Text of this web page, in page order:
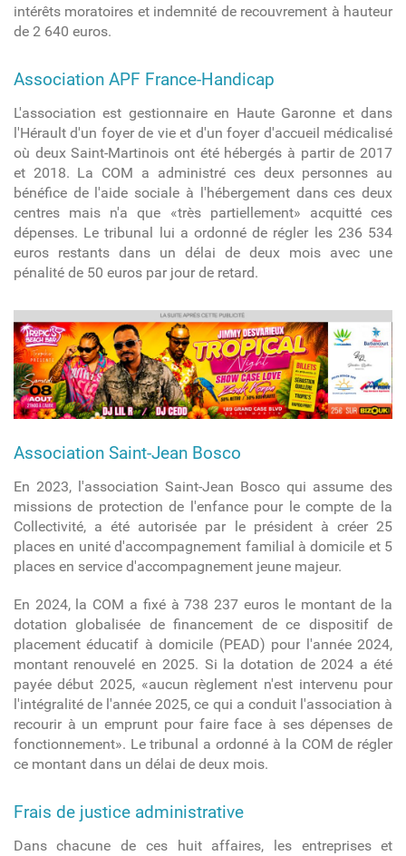
intérêts moratoires et indemnité de recouvrement à hauteur
de 2 640 euros.
Association APF France-Handicap
L'association est gestionnaire en Haute Garonne et dans
l'Hérault d'un foyer de vie et d'un foyer d'accueil médicalisé
où deux Saint-Martinois ont été hébergés à partir de 2017
et 2018. La COM a administré ces deux personnes au
bénéfice de l'aide sociale à l'hébergement dans ces deux
centres mais n'a que «très partiellement» acquitté ces
dépenses. Le tribunal lui a ordonné de régler les 236 534
euros restants dans un délai de deux mois avec une
pénalité de 50 euros par jour de retard.
article
Association Saint-Jean Bosco
En 2023, l'association Saint-Jean Bosco qui assume des
missions de protection de l'enfance pour le compte de la
Collectivité, a été autorisée par le président à créer 25
places en unité d'accompagnement familial à domicile et 5
places en service d'accompagnement jeune majeur.
En 2024, la COM a fixé à 738 237 euros le montant de la
dotation globalisée de financement de ce dispositif de
placement éducatif à domicile (PEAD) pour l'année 2024,
montant renouvelé en 2025. Si la dotation de 2024 a été
payée début 2025, «aucun règlement n'est intervenu pour
l'intégralité de l'année 2025, ce qui a conduit l'association à
recourir à un emprunt pour faire face à ses dépenses de
fonctionnement». Le tribunal a ordonné à la COM de régler
ce montant dans un délai de deux mois.
Frais de justice administrative
Dans chacune de ces huit affaires, les entreprises et